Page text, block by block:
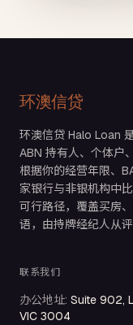
环澳信贷
环澳信贷 Halo Loan
ABN 持有人、个体户
根据你的经营年限、
家银行与非银机构中
可行路径，覆盖买房
语，由持牌经纪人从评
联系我们
办公地址: Suite 902,
VIC 3004